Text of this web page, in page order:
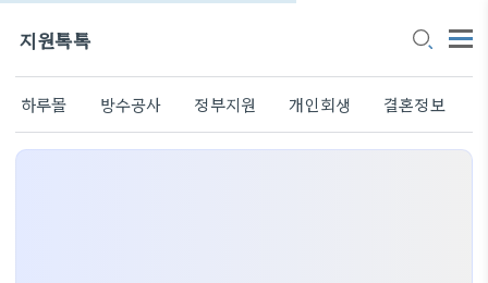
지원톡톡
하루몰 방수공사 정부지원 개인회생 결혼정보